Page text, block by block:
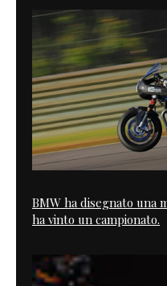
BMW ha disegnato una
ha vinto un campionato.